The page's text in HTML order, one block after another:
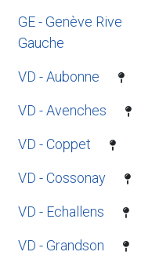
GE - Genève Rive
Gauche
VD - Aubonne
VD - Avenches
VD - Coppet
VD - Cossonay
VD - Echallens
VD - Grandson